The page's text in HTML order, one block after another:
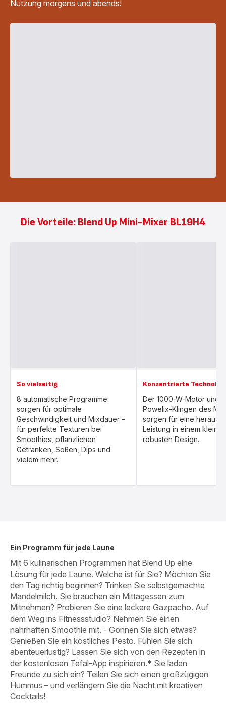
Nutzung morgens und abends!
Die Vorteile: Blend Up Mini-Mixer BL19H4
So vielseitig
8 automatische Programme
sorgen für optimale
Geschwindigkeit und Mixdauer –
für perfekte Texturen bei
Smoothies, pflanzlichen
Getränken, Soßen, Dips und
vielem mehr.
Konzentrierte
Der 1000-W-Motor und
Powelix-Klingen des
sorgen für eine
Leistung in einem
robusten Design.
Ein Programm für jede Laune
Mit 6 kulinarischen Programmen hat Blend Up eine
Lösung für jede Laune. Welche ist für Sie? Möchten Sie
den Tag richtig beginnen? Trinken Sie selbstgemachte
Mandelmilch. Sie brauchen ein Mittagessen zum
Mitnehmen? Probieren Sie eine leckere Gazpacho. Auf
dem Weg ins Fitnessstudio? Nehmen Sie einen
nahrhaften Smoothie mit. - Gönnen Sie sich etwas?
Genießen Sie ein köstliches Pesto. Fühlen Sie sich
abenteuerlustig? Lassen Sie sich von den Rezepten in
der kostenlosen Tefal-App inspirieren.* Sie laden
Freunde zu sich ein? Teilen Sie sich einen großzügigen
Hummus – und verlängern Sie die Nacht mit kreativen
Cocktails!